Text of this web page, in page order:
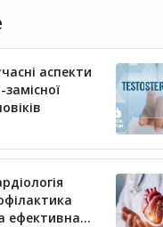
аспекти
ефективна